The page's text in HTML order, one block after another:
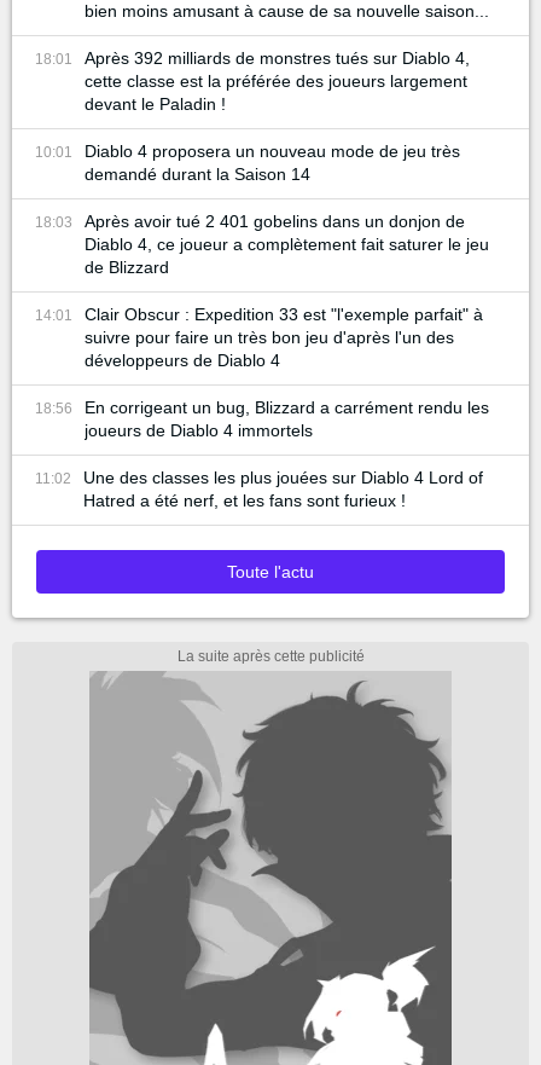
bien moins amusant à cause de sa nouvelle saison...
18:01
Après 392 milliards de monstres tués sur Diablo 4,
cette classe est la préférée des joueurs largement
devant le Paladin !
10:01
Diablo 4 proposera un nouveau mode de jeu très
demandé durant la Saison 14
18:03
Après avoir tué 2 401 gobelins dans un donjon de
Diablo 4, ce joueur a complètement fait saturer le jeu
de Blizzard
14:01
Clair Obscur : Expedition 33 est "l'exemple parfait" à
suivre pour faire un très bon jeu d'après l'un des
développeurs de Diablo 4
18:56
En corrigeant un bug, Blizzard a carrément rendu les
joueurs de Diablo 4 immortels
11:02
Une des classes les plus jouées sur Diablo 4 Lord of
Hatred a été nerf, et les fans sont furieux !
Toute l'actu